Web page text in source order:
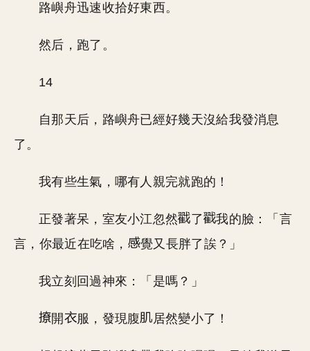
路嶼舟迅速收拾好東西。
然后，跑了。
14
自那天后，路嶼舟已經好幾天沒給我發消息
了。
我有些生氣，哪有人親完就跑的！
正發著呆，室友小江忽然 了
我的臉：「言
言，你最近在吃啥，
覺又長胖了誒？」
我立刻回過神來：「是嗎？」
開 服，發現腹 居然變小了！